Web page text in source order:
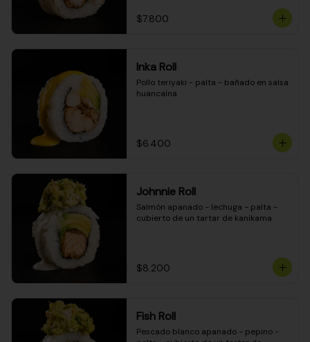
$7.800
Inka Roll
Pollo teriyaki - palta - bañado en salsa
huancaína
$6.400
Johnnie Roll
Salmón apanado - lechuga - palta -
cubierto de un tartar de kanikama
$8.200
Fish Roll
Pescado blanco apanado - pepino -